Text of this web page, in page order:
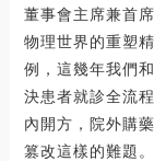
董事會主席兼首
物理世界的重塑
例，這幾年我們
決患者就診全流
內開方，院外購
篡改這樣的難題